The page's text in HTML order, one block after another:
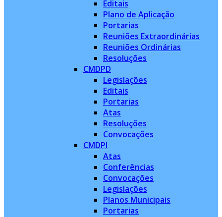
Editais
Plano de Aplicação
Portarias
Reuniões Extraordinárias
Reuniões Ordinárias
Resoluções
CMDPD
Legislações
Editais
Portarias
Atas
Resoluções
Convocações
CMDPI
Atas
Conferências
Convocações
Legislações
Planos Municipais
Portarias